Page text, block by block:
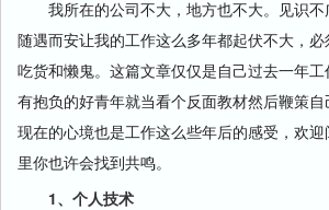
我所在的公司不大，地方也不大。见识不
随遇而安让我的工作这么多年都起伏不大，
吃货和懒鬼。这篇文章仅仅是自己过去一年
有抱负的好青年就当看个反面教材然后鞭策
现在的心境也是工作这么些年后的感受，欢
里你也许会找到共鸣。
1、个人技术